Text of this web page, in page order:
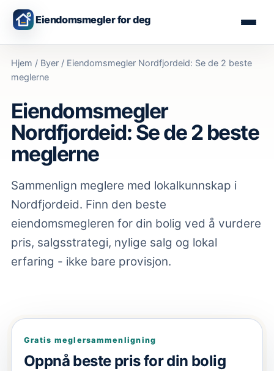
Eiendomsmegler for deg
Hjem / Byer / Eiendomsmegler Nordfjordeid: Se de 2 beste
meglerne
Eiendomsmegler
Nordfjordeid: Se de 2 beste
meglerne
Sammenlign meglere med lokalkunnskap i
Nordfjordeid. Finn den beste
eiendomsmegleren for din bolig ved å vurdere
pris, salgsstrategi, nylige salg og lokal
erfaring - ikke bare provisjon.
Gratis meglersammenligning
Oppnå beste pris for din bolig